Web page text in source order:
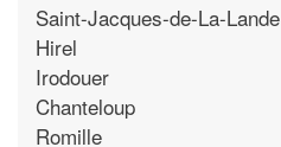
Saint-Jacques-de-La-Lande
Hirel
Irodouer
Chanteloup
Romille